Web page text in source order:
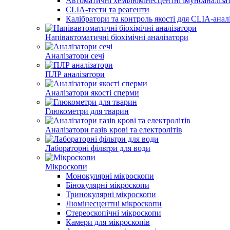
CLIA-тести та реагенти
Калібратори та контроль якості для CLIA-
Напівавтоматичні біохімічні аналізатори
Аналізатори сечі
ПЛР аналізатори
Аналізатори якості сперми
Глюкометри для тварин
Аналізатори газів крові та електролітів
Лабораторні фільтри для води
Мікроскопи
Монокулярні мікроскопи
Бінокулярні мікроскопи
Тринокулярні мікроскопи
Люмінесцентні мікроскопи
Стереоскопічні мікроскопи
Камери для мікроскопів